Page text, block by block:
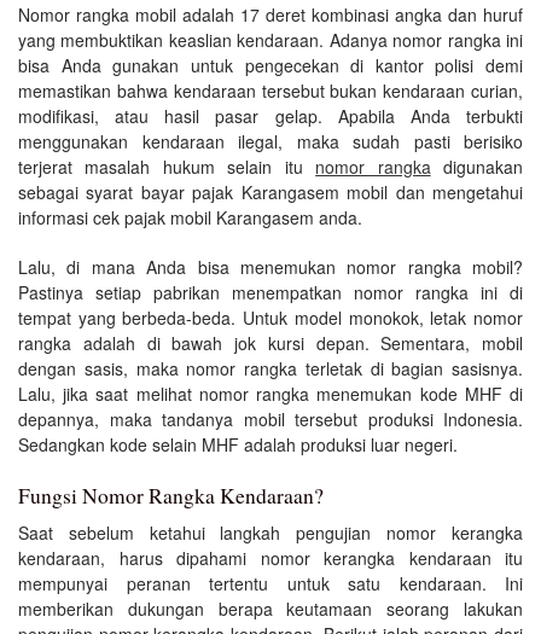
Nomor rangka mobil adalah 17 deret kombinasi angka dan huruf
yang membuktikan keaslian kendaraan. Adanya nomor rangka ini
bisa Anda gunakan untuk pengecekan di kantor polisi demi
memastikan bahwa kendaraan tersebut bukan kendaraan curian,
modifikasi, atau hasil pasar gelap. Apabila Anda terbukti
menggunakan kendaraan ilegal, maka sudah pasti berisiko
terjerat masalah hukum selain itu nomor rangka digunakan
sebagai syarat bayar pajak Karangasem mobil dan mengetahui
informasi cek pajak mobil Karangasem anda.
Lalu, di mana Anda bisa menemukan nomor rangka mobil?
Pastinya setiap pabrikan menempatkan nomor rangka ini di
tempat yang berbeda-beda. Untuk model monokok, letak nomor
rangka adalah di bawah jok kursi depan. Sementara, mobil
dengan sasis, maka nomor rangka terletak di bagian sasisnya.
Lalu, jika saat melihat nomor rangka menemukan kode MHF di
depannya, maka tandanya mobil tersebut produksi Indonesia.
Sedangkan kode selain MHF adalah produksi luar negeri.
Fungsi Nomor Rangka Kendaraan?
Saat sebelum ketahui langkah pengujian nomor kerangka
kendaraan, harus dipahami nomor kerangka kendaraan itu
mempunyai peranan tertentu untuk satu kendaraan. Ini
memberikan dukungan berapa keutamaan seorang lakukan